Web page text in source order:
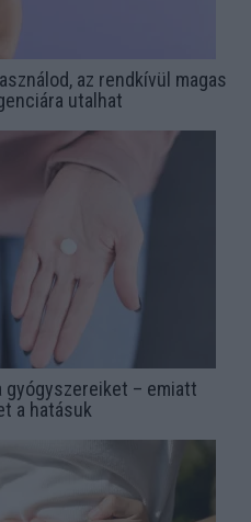
az rendkívül magas
utalhat
gyógyszereiket – emiatt
a hatásuk